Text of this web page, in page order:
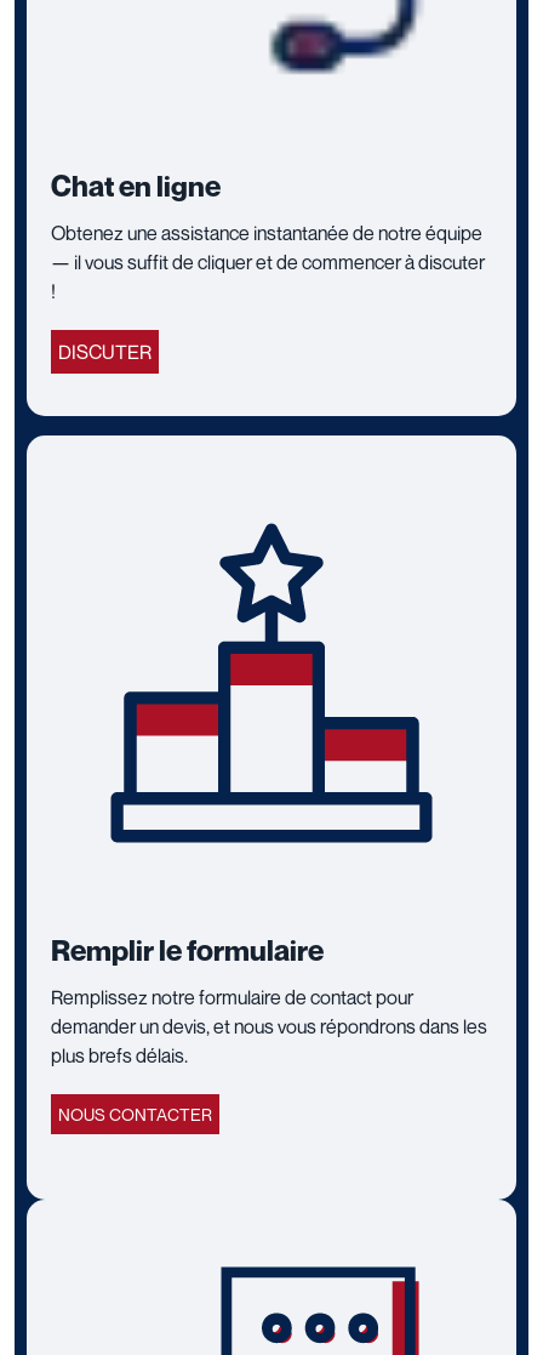
Chat en ligne
Obtenez une assistance instantanée de notre équipe
— il vous suffit de cliquer et de commencer à discuter
!
DISCUTER
Remplir le formulaire
Remplissez notre formulaire de contact pour
demander un devis, et nous vous répondrons dans les
plus brefs délais.
NOUS CONTACTER